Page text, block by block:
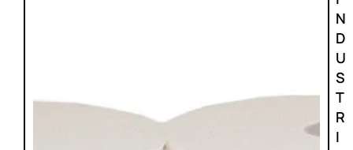
N
D
U
S
T
R
I